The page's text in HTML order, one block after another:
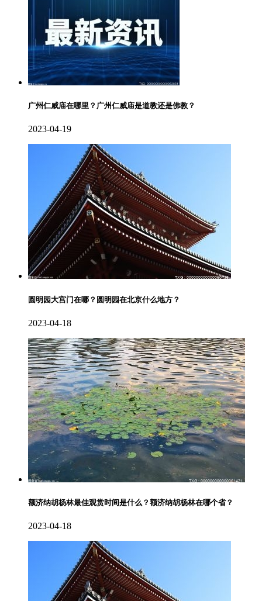
广州仁威庙在哪里？广州仁威庙是道教还是佛教？
2023-04-19
圆明园大宫门在哪？圆明园在北京什么地方？
2023-04-18
额济纳胡杨林最佳观赏时间是什么？额济纳胡杨林在哪个省？
2023-04-18